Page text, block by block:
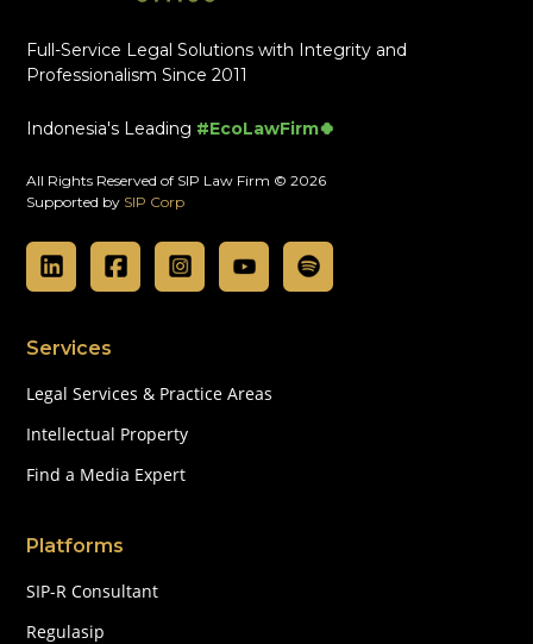
Full-Service Legal Solutions with Integrity and
Professionalism Since 2011
Indonesia's Leading #EcoLawFirm🍀
All Rights Reserved of SIP Law Firm © 2026
Supported by SIP Corp
Services
Legal Services & Practice Areas
Intellectual Property
Find a Media Expert
Platforms
SIP-R Consultant
Regulasip